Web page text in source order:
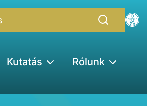
Kutatás
Rólunk